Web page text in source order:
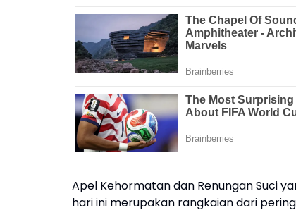
Apel Kehormatan dan Renungan Suci
hari ini merupakan rangkaian dari